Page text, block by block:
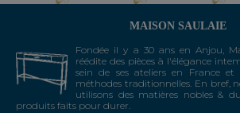
MAISON SAULAIE
Fondée il y a 30 ans en Anjou,
réédite des pièces à l'élégance
sein de ses ateliers en France et
méthodes traditionnelles. En bref,
utilisons des matières nobles &
produits faits pour durer.